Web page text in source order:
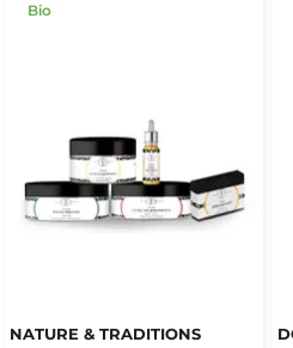
Bio
NATURE & TRADITIONS